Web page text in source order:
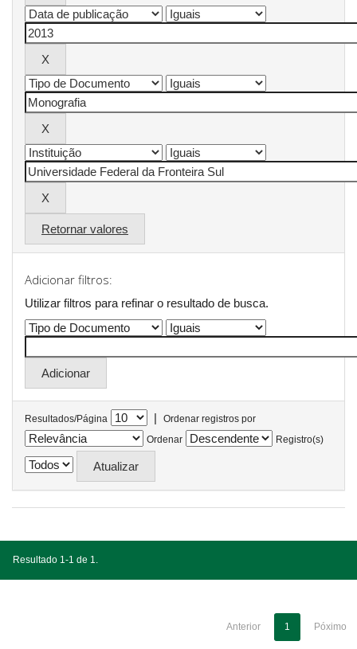
Retornar valores
Adicionar filtros:
Utilizar filtros para refinar o resultado de busca.
Resultados/Página |
Ordenar registros por
Ordenar
Registro(s)
Resultado 1-1 de 1.
Anterior 1 Póximo